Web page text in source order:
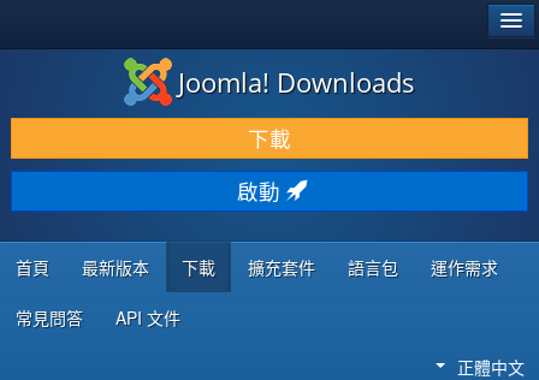
下載 & 擴充
發現 & 學習
社群 & 支援
程式者資源
Joomla! Downloads
下載
啟動
首頁 最新版本 下載 擴充套件 語言包 運作需求
常見問答 API 文件
正體中文